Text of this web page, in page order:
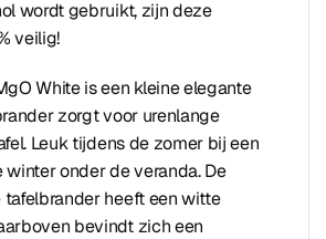
wordt gebruikt, zijn deze
veilig!
White is een kleine elegante
zorgt voor urenlange
Leuk tijdens de zomer bij een
onder de veranda. De
heeft een witte
bevindt zich een